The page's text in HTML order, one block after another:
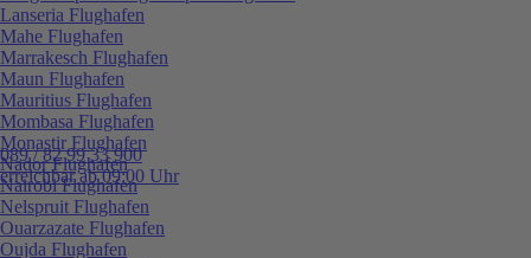
089 / 82 99 33 900
erreichbar ab 09:00 Uhr
Lanseria Flughafen
Mahe Flughafen
Marrakesch Flughafen
Maun Flughafen
Mauritius Flughafen
Mombasa Flughafen
Monastir Flughafen
Nador Flughafen
Nairobi Flughafen
Nelspruit Flughafen
Ouarzazate Flughafen
Oujda Flughafen